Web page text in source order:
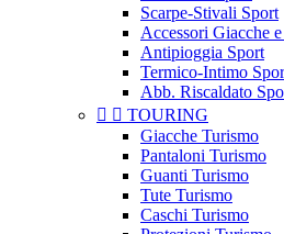
Scarpe-Stivali Sport
Accessori Giacche
Antipioggia Sport
Termico-Intimo
Abb. Riscaldato
  TOURING
Giacche Turismo
Pantaloni Turismo
Guanti Turismo
Tute Turismo
Caschi Turismo